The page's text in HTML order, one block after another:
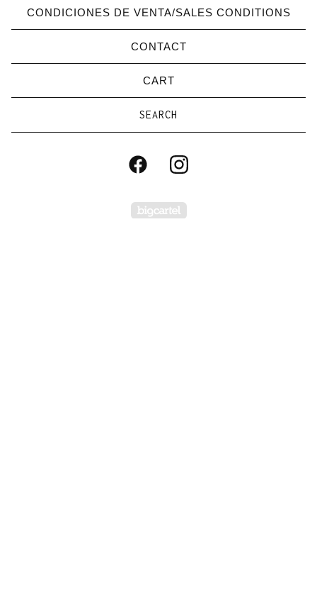
CONDICIONES DE VENTA/SALES CONDITIONS
CONTACT
CART
Powered by Big